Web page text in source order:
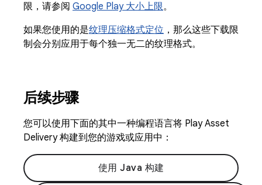
限，请参阅 Google Play 大小上限。
如果您使用的是纹理压缩格式定位 ，那么这些下载限
制会分别应用于每个独一无二的纹理格式。
后续步骤
您可以使用下面的其中一种编程语言将 Play Asset
Delivery 构建到您的游戏或应用中：
使用 Java 构建